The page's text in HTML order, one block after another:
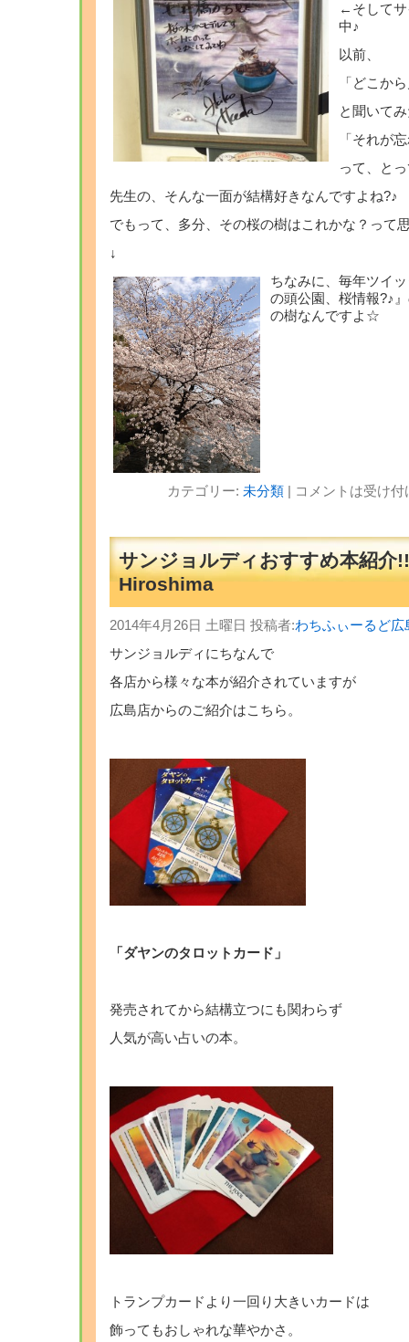
←そしてサ
中♪
以前、
「どこか
と聞いて
「それが
って、と
先生の、そんな一面が結構好きなんですよね?♪
でもって、多分、その桜の樹はこれかな？って
↓
ちなみに、毎年ツイ
の頭公園、桜情報?♪
の樹なんですよ☆
カテゴリー: 未分類| コメントは受け
サンジョルディおすすめ本紹介
Hiroshima
2014年4月26日 土曜日 投稿者:わちふぃーるど
サンジョルディにちなんで
各店から様々な本が紹介されていますが
広島店からのご紹介はこちら。
「ダヤンのタロットカード」
発売されてから結構立つにも関わらず
人気が高い占いの本。
トランプカードより一回り大きいカードは
飾ってもおしゃれな華やかさ。